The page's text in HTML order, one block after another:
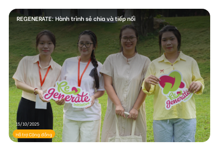
REGENERATE: Hành trình sẻ chia và tiếp nối
15/10/2025
Hỗ trợ Cộng đồng